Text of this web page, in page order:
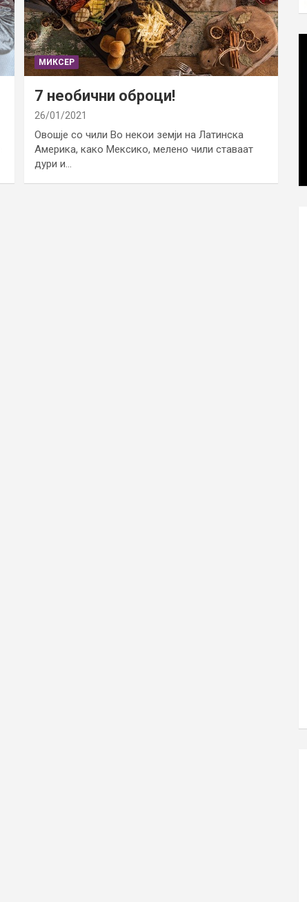
МИКСЕР
7 необични оброци!
26/01/2021
Овошје со чили Во некои земји на Латинска
Америка, како Мексико, мелено чили ставаат
дури и…